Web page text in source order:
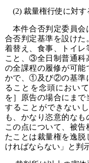
(2) 裁量権行使に対す
本件合否判定委員会
合否判定基準を設け
着替え、食事、トイレ
こと、③全日制普通科
の全課程の履修が可能
かで、①及び②の基準
ることを念頭におい
を］原告の場合にま
することができない
も、かなり恣意的なも
この点について、被
たことは裁量権を逸
ければならない」と判